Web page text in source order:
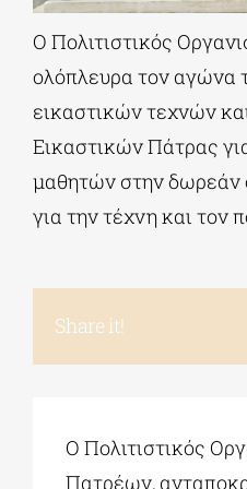
ΔΙΔΑΚΤΟΡΙΚΑ
ΕΚΠΑΙΔΕΥΤΙΚΑ ΙΔΡΥΜΑΤΑ
ΠΟΛΙΤΙΣΤΙΚΟΙ ΦΟΡΕΙΣ
Ο Πολιτιστικός
ολόπλευρα τoν αγώνα
εικαστικών τεχνών
Εικαστικών Πάτρας
μαθητών στην
για την τέχνη και τον
Share it!
Ο Πολιτιστικός
Πατρέων,